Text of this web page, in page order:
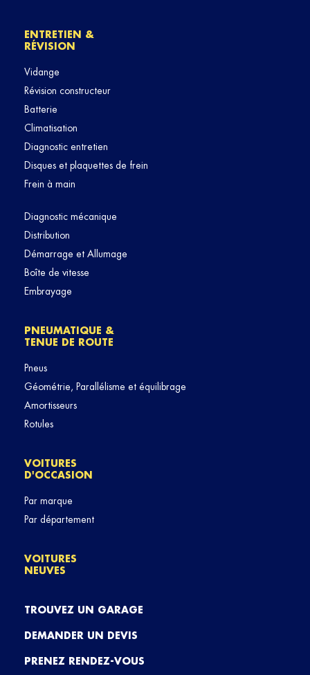
ENTRETIEN &
RÉVISION
Vidange
Révision constructeur
Batterie
Climatisation
Diagnostic entretien
Disques et plaquettes de frein
Frein à main
Diagnostic mécanique
Distribution
Démarrage et Allumage
Boîte de vitesse
Embrayage
PNEUMATIQUE &
TENUE DE ROUTE
Pneus
Géométrie, Parallélisme et équilibrage
Amortisseurs
Rotules
VOITURES
D'OCCASION
Par marque
Par département
VOITURES
NEUVES
TROUVEZ UN GARAGE
DEMANDER UN DEVIS
PRENEZ RENDEZ-VOUS